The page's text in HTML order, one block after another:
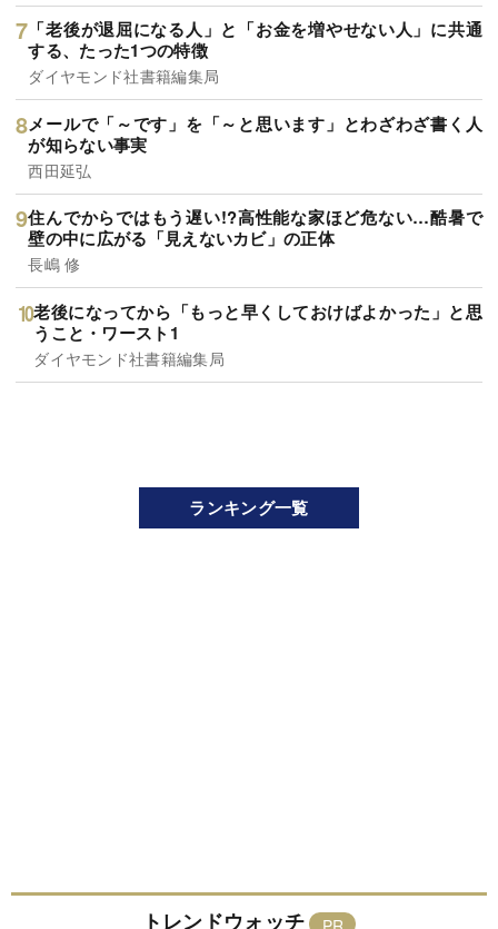
「老後が退屈になる人」と「お金を増やせない人」に共通
する、たった1つの特徴
ダイヤモンド社書籍編集局
メールで「～です」を「～と思います」とわざわざ書く人
が知らない事実
西田延弘
住んでからではもう遅い!?高性能な家ほど危ない…酷暑で
壁の中に広がる「見えないカビ」の正体
長嶋 修
老後になってから「もっと早くしておけばよかった」と思
うこと・ワースト1
ダイヤモンド社書籍編集局
ランキング一覧
トレンドウォッチ